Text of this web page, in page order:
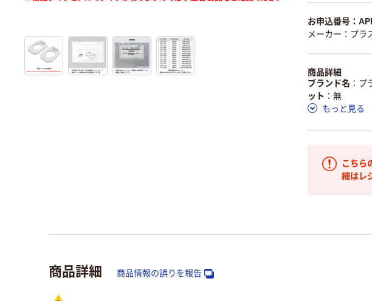
お申込番号：
メーカー：プラ
商品詳細
ブランド名
プ
ット
無
もっと見る
こちら
細はレ
商品詳細 商品情報の誤りを報告